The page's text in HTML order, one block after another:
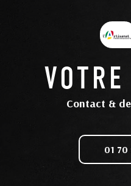
Contact &
01